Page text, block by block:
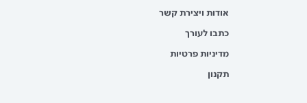
אודות ויצירת קשר
כתבו לעורך
מדיניות פרטיות
תקנון